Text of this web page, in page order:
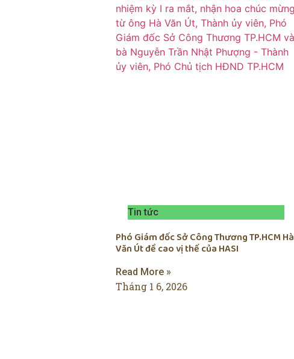
Tin tức
Phó Giám đốc Sở Công Thương TP.HCM Hà
Văn Út đề cao vị thế của HASI
Read More »
Tháng 1 6, 2026